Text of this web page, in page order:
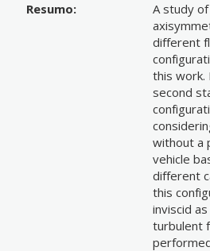
Resumo:
A study
different
this work.
second
without a
vehicle
different
this
inviscid
turbulent